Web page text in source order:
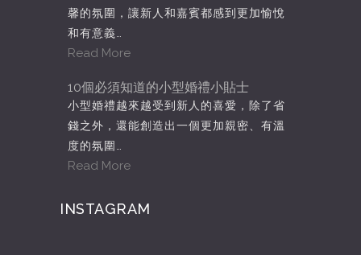
馨的氛圍，讓新人和嘉賓都感到更加愉悅
和有意義…
Read More
10個必須知道的小型婚禮小貼士
小型婚禮越來越受到新人的喜愛，除了省
錢之外，還能創造出一個更加親密、有溫
度的氛圍…
Read More
INSTAGRAM